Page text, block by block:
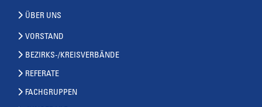
ÜBER UNS
VORSTAND
BEZIRKS-/KREISVERBÄNDE
REFERATE
FACHGRUPPEN